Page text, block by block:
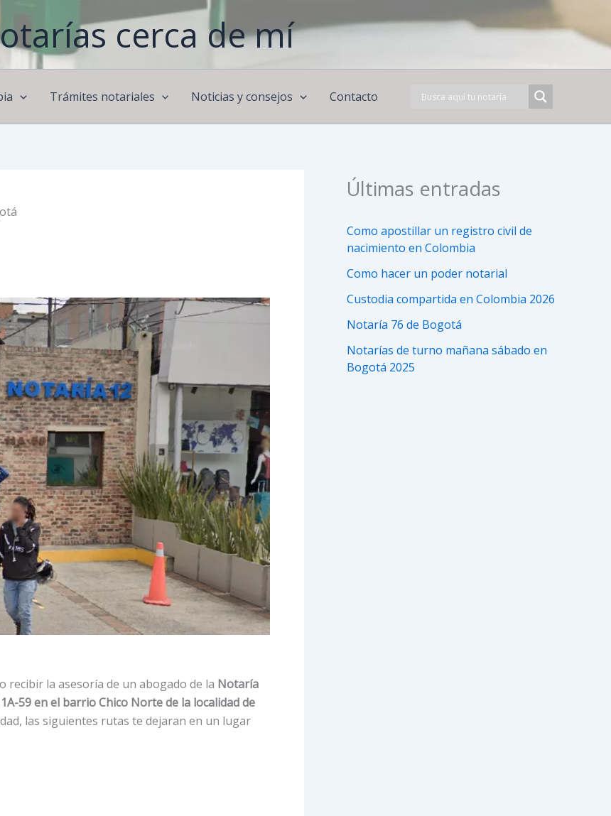
cerca de mí
Trámites notariales Noticias y consejos Contacto
la asesoría de un abogado de la Notaría
59 en el barrio Chico Norte de la localidad de
las siguientes rutas te dejaran en un lugar
Últimas entradas
Como apostillar un registro civil de
nacimiento en Colombia
Como hacer un poder notarial
Custodia compartida en Colombia 2026
Notaría 76 de Bogotá
Notarías de turno mañana sábado en
Bogotá 2025